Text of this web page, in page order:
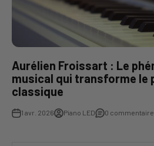
Aurélien Froissart : Le
musical qui transforme le
classique
1 avr. 2026 Piano LED 0 commentaire